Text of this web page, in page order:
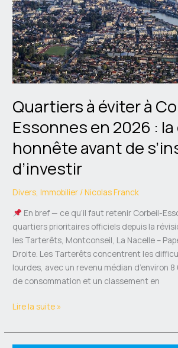
Quartiers à éviter à
Essonnes en 2026 :
honnête avant de
d’investir
Divers,Immobilier /Nicolas Franck
En bref — ce qu’il faut retenir Corbeil-
quartiers prioritaires officiels depuis la
les Tarterêts, Montconseil, La Nacelle –
Droite. Les Tarterêts concentrent les
lourdes, avec un revenu médian d’environ
de consommation et un classement en
à
Corbeil-
Essonnes
en
2026
:
carte
honnête
avant
de
s’installer
ou
Lire la suite »